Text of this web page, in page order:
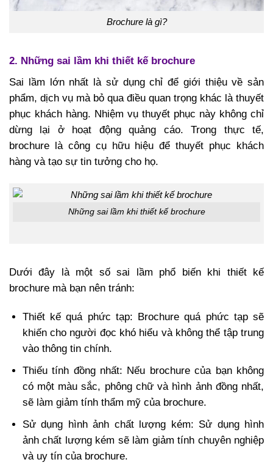
Brochure là gì?
2. Những sai lầm khi thiết kế brochure
Sai lầm lớn nhất là sử dụng chỉ để giới thiệu về sản
phẩm, dịch vụ mà bỏ qua điều quan trọng khác là thuyết
phục khách hàng. Nhiệm vụ thuyết phục này không chỉ
dừng lại ở hoạt động quảng cáo. Trong thực tế,
brochure là công cụ hữu hiệu để thuyết phục khách
hàng và tạo sự tin tưởng cho họ.
Những sai lầm khi thiết kế brochure
Dưới đây là một số sai lầm phổ biến khi thiết kế
brochure mà bạn nên tránh:
Thiết kế quá phức tạp: Brochure quá phức tạp sẽ
khiến cho người đọc khó hiểu và không thể tập trung
vào thông tin chính.
Thiếu tính đồng nhất: Nếu brochure của bạn không
có một màu sắc, phông chữ và hình ảnh đồng nhất,
sẽ làm giảm tính thẩm mỹ của brochure.
Sử dụng hình ảnh chất lượng kém: Sử dụng hình
ảnh chất lượng kém sẽ làm giảm tính chuyên nghiệp
và uy tín của brochure.